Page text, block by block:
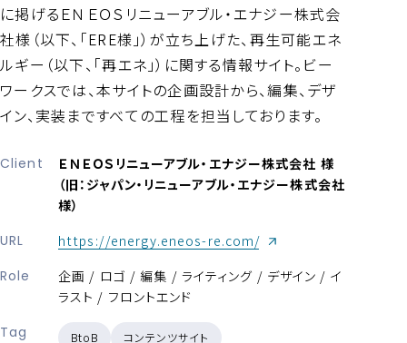
に掲げるＥＮＥＯＳリニューアブル・エナジー株式会
社様（以下、「ERE様」）が立ち上げた、再生可能エネ
ルギー（以下、「再エネ」）に関する情報サイト。ビー
ワークスでは、本サイトの企画設計から、編集、デザ
イン、実装まですべての工程を担当しております。
Client
ＥＮＥＯＳリニューアブル・エナジー株式会社 様
（旧：ジャパン・リニューアブル・エナジー株式会社
様）
URL
https://energy.eneos-re.com/ （新しいウィンドウが開
Role
企画 / ロゴ / 編集 / ライティング / デザイン / イ
ラスト / フロントエンド
Tag
BtoB コンテンツサイト